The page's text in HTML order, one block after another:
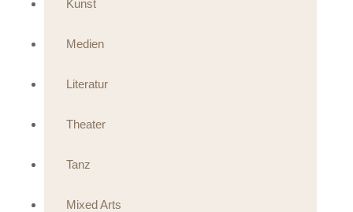
Kunst
Medien
Literatur
Theater
Tanz
Mixed Arts